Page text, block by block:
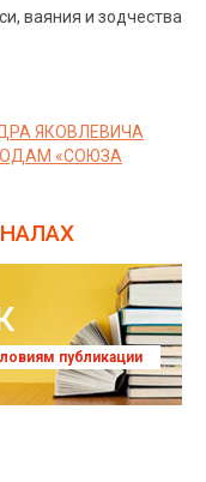
ваяния и зодчества
ЯКОВЛЕВИЧА
«СОЮЗА
публикации